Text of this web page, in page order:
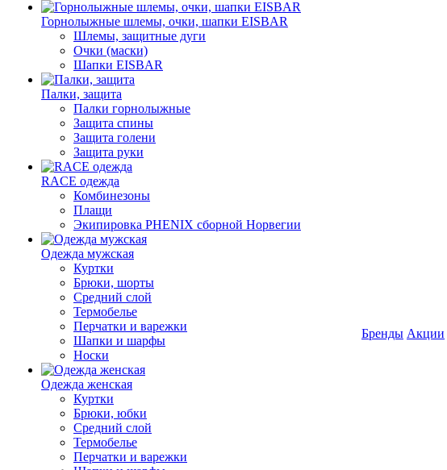
Горнолыжные шлемы, очки, шапки EISBAR
Шлемы, защитные дуги
Очки (маски)
Шапки EISBAR
Палки, защита
Палки горнолыжные
Защита спины
Защита голени
Защита руки
RACE одежда
Комбинезоны
Плащи
Экипировка PHENIX сборной Норвегии
Одежда мужская
Куртки
Брюки, шорты
Средний слой
Термобелье
Перчатки и варежки
Шапки и шарфы
Носки
Одежда женская
Куртки
Брюки, юбки
Средний слой
Термобелье
Перчатки и варежки
Бренды Акции